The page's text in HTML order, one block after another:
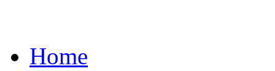
Home